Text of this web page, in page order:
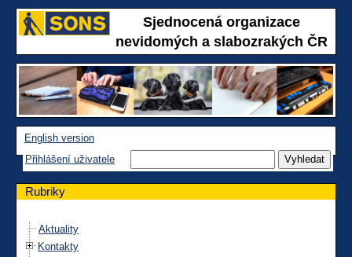
Sjednocená organizace
nevidomých a slabozrakých ČR
English version
Přihlášení uživatele
Rubriky
Aktuality
Kontakty